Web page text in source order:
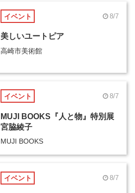
イベント 8/7
美しいユートピア
高崎市美術館
イベント 8/7
MUJI BOOKS『人と物』特別展
宮脇綾子
MUJI BOOKS
イベント 8/7